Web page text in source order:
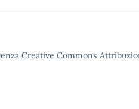
Creative Commons